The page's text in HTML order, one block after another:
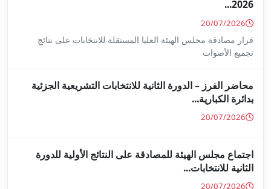
المستقلة للانتخابات على نتائج
للانتخابات التشريعية الجزئية
على النتائج الأولية للدورة